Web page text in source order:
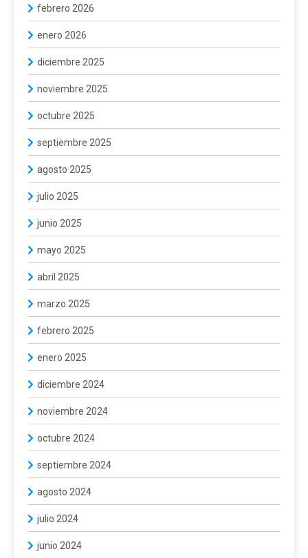
febrero 2026
enero 2026
diciembre 2025
noviembre 2025
octubre 2025
septiembre 2025
agosto 2025
julio 2025
junio 2025
mayo 2025
abril 2025
marzo 2025
febrero 2025
enero 2025
diciembre 2024
noviembre 2024
octubre 2024
septiembre 2024
agosto 2024
julio 2024
junio 2024